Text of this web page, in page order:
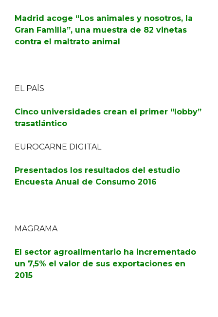
Madrid acoge “Los animales y nosotros, la
Gran Familia”, una muestra de 82 viñetas
contra el maltrato animal
EL PAÍS
Cinco universidades crean el primer “lobby”
trasatlántico
EUROCARNE DIGITAL
Presentados los resultados del estudio
Encuesta Anual de Consumo 2016
MAGRAMA
El sector agroalimentario ha incrementado
un 7,5% el valor de sus exportaciones en
2015